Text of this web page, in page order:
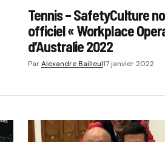
Tennis – SafetyCulture
officiel « Workplace
d’Australie 2022
ParAlexandre Bailleul17 janvier 2022